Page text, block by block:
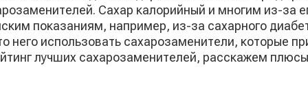
Сахар калорийный и многим из-за
показаниям, например, из-за сахарного
него использовать сахарозаменители, которые
лучших сахарозаменителей, расскажем